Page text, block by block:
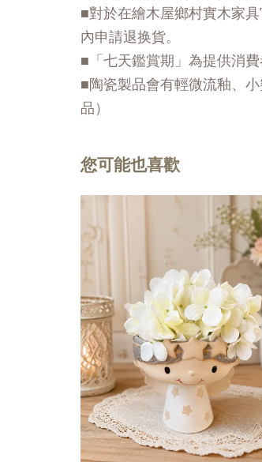
■對於在繪木屋鄉村實木家
內申請退换貨。
■「七天鑑賞期」為提供消
■陶瓷製品會有輕微流釉、
品）
您可能也喜歡